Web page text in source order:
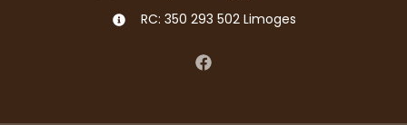
RC: 350 293 502 Limoges